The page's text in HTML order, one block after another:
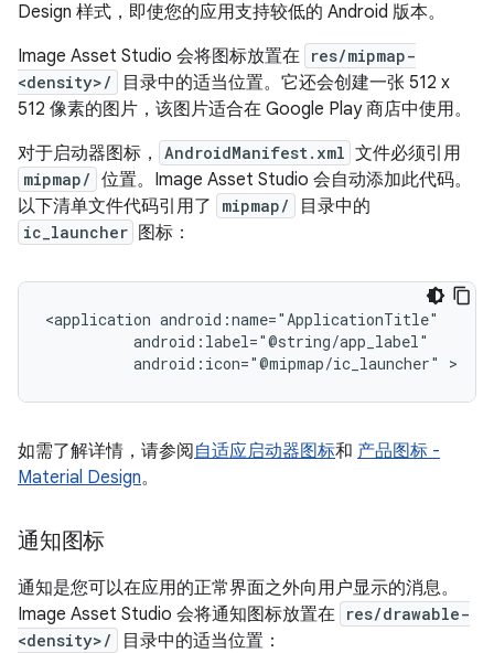
Design 样式，即使您的应用支持较低的 Android 版本。
Image Asset Studio 会将图标放置在 res/mipmap-
<density>/
目录中的适当位置。它还会创建一张 512 x
512 像素的图片，该图片适合在 Google Play 商店中使用。
对于启动器图标，
AndroidManifest.xml 文件必须引用
mipmap/ 位置。Image Asset Studio 会自动添加此代码。
以下清单文件代码引用了
mipmap/ 目录中的
ic_launcher 图标：
<application
android:icon="@mipmap/ic_launcher"
如需了解详情，请参阅 自适应启动器图标和 产品图标 -
Material Design。
通知图标
通知是您可以在应用的正常界面之外向用户显示的消息。
Image Asset Studio 会将通知图标放置在 res/drawable-
<density>/
目录中的适当位置：